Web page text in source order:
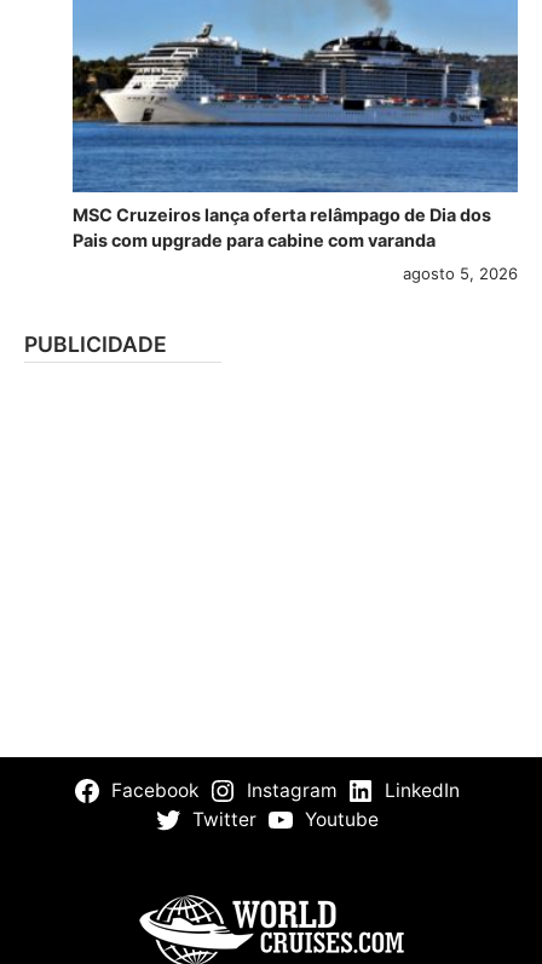
MSC Cruzeiros lança oferta relâmpago de Dia dos
Pais com upgrade para cabine com varanda
agosto 5, 2026
PUBLICIDADE
Facebook Instagram
LinkedIn
Twitter
Youtube